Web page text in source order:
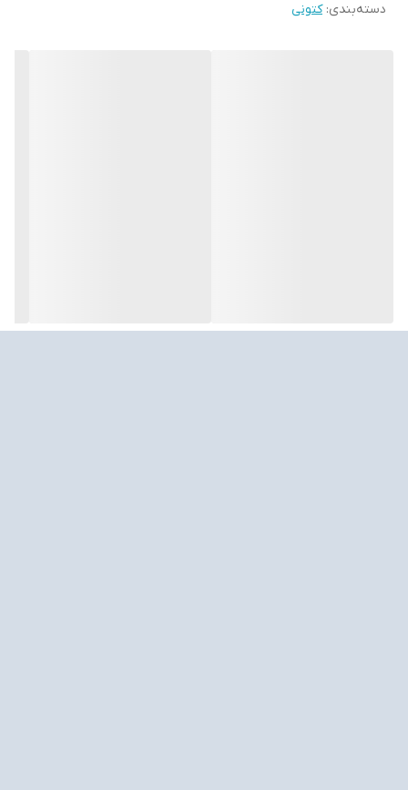
دسته‌بندی:کتونی